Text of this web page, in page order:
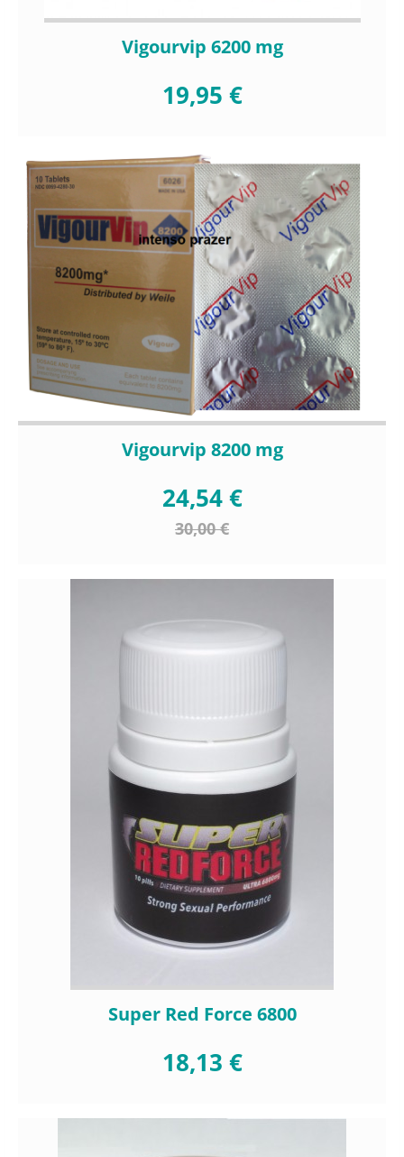
Vigourvip 6200 mg
19,95 €
Vigourvip 8200 mg
24,54 €
30,00 €
Super Red Force 6800
18,13 €